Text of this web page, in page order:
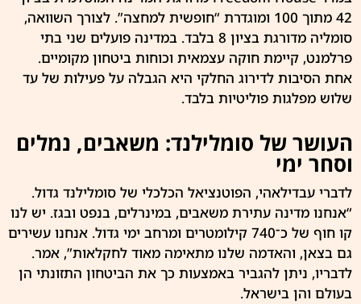
42 מתוך 100 ומוגדרת “חופשית למחצה”. לצורך השוואה,
סומליה מדורגת בציון 8 בלבד. במדינה פועלים שני בתי
פרלמנט, קיימת חוקה עצמאית וכוחות ביטחון מקומיים.
אחת הסיבות לדירוג החלקי היא הגבלה על פעילות של עד
שלוש מפלגות פוליטיות בלבד.
העושר של סומלילנד: משאבים, נמלים
וסחר ימי
לדברי עבדילאהי, הפוטנציאל הכלכלי של סומלילנד גדול.
“אנחנו מדינה עתירת משאבים, במינרלים, בנפט ובגז. יש לנו
קו חוף של כ־740 קילומטרים ומרחב ימי גדול. אנחנו עשירים
גם בצאן, והאדמה שלנו מתאימה מאוד לחקלאות”, אמר.
לדבריו, ניתן להגביר באמצעות כך את הביטחון התזונתי הן
בעולם והן בישראל.